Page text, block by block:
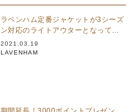
ラベンハム定番ジャケットが3シーズ
ン対応のライトアウターとなって新
登場。
2021.03.19
LAVENHAM